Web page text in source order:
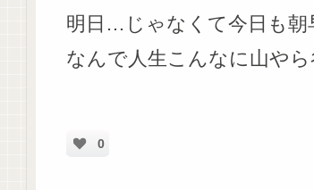
明日…じゃなくて今日も朝
なんで人生こんなに山や
0